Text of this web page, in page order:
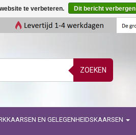
ZOEKEN
EN GELEGENHEIDSKAARSEN
te verbeteren. Dit bericht verbergen